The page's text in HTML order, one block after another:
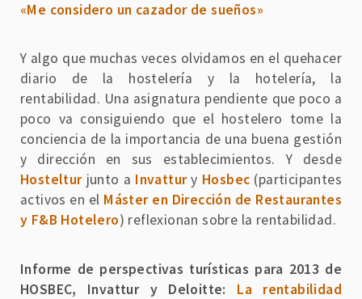
«Me considero un cazador de sueños»
Y algo que muchas veces olvidamos en el quehacer
diario de la hostelería y la hotelería, la
rentabilidad. Una asignatura pendiente que poco a
poco va consiguiendo que el hostelero tome la
conciencia de la importancia de una buena gestión
y dirección en sus establecimientos. Y desde
Hostelturjunto a Invattury Hosbec (participantes
activos en el Máster en Dirección de Restaurantes
y F&B Hotelero) reflexionan sobre la rentabilidad.
Informe de perspectivas turísticas para 2013 de
HOSBEC, Invattur y Deloitte: La rentabilidad